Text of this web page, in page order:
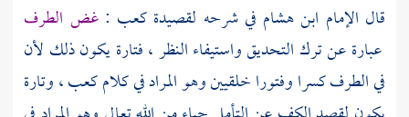
قال الإمام ابن هشام في شرحه لقصيدة كعب :غض الطرف
عبارة عن ترك التحديق واستيفاء النظر ، فتارة يكون ذلك لأن
في الطرف كسرا وفتورا خلقيين وهو المراد في كلامكعب، وتارة